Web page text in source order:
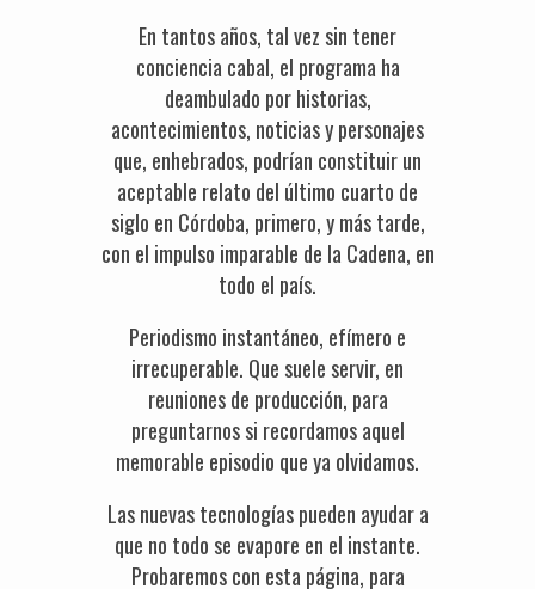
En tantos años, tal vez sin tener
conciencia cabal, el programa ha
deambulado por historias,
acontecimientos, noticias y personajes
que, enhebrados, podrían constituir un
aceptable relato del último cuarto de
siglo en Córdoba, primero, y más tarde,
con el impulso imparable de la Cadena, en
todo el país.
Periodismo instantáneo, efímero e
irrecuperable. Que suele servir, en
reuniones de producción, para
preguntarnos si recordamos aquel
memorable episodio que ya olvidamos.
Las nuevas tecnologías pueden ayudar a
que no todo se evapore en el instante.
Probaremos con esta página, para